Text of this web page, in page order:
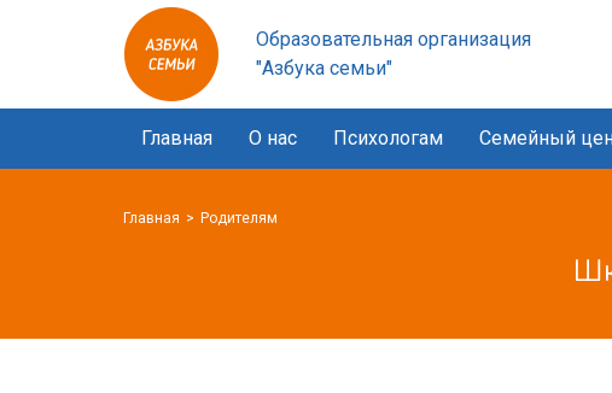
Азбука
семьи
logo
Образовательная организация
"Азбука семьи"
Главная О нас Психологам Семейный
Главная Родителям